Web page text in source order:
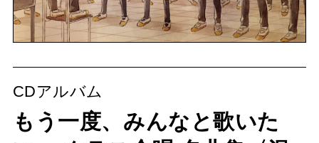
CDアルバム
もう一度、みんなと歌いた